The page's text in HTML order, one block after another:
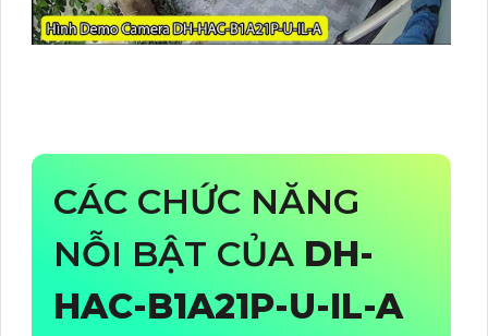
CÁC CHỨC NĂNG
NỖI BẬT CỦA DH-
HAC-B1A21P-U-IL-A